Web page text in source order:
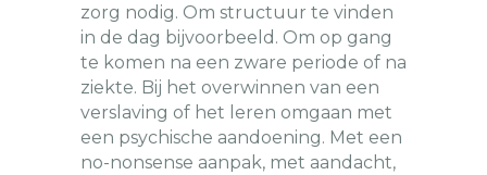
zorg nodig. Om structuur te vinden
in de dag bijvoorbeeld. Om op gang
te komen na een zware periode of na
ziekte. Bij het overwinnen van een
verslaving of het leren omgaan met
een psychische aandoening. Met een
no-nonsense aanpak, met aandacht,